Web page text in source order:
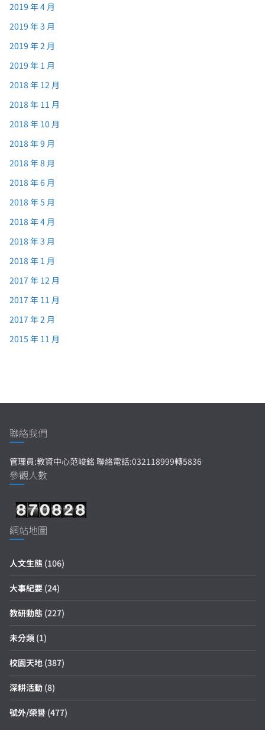
2019 年 4 月
2019 年 3 月
2019 年 2 月
2019 年 1 月
2018 年 12 月
2018 年 11 月
2018 年 10 月
2018 年 9 月
2018 年 8 月
2018 年 6 月
2018 年 5 月
2018 年 4 月
2018 年 3 月
2018 年 1 月
2017 年 12 月
2017 年 11 月
2017 年 2 月
2015 年 11 月
聯絡我們
管理員:教資中心范峻銘 聯絡電話:032118999轉5836
參觀人數
網站地圖
人文生態 (106)
大事紀要 (24)
教研動態 (227)
未分類 (1)
校園天地 (387)
深耕活動 (8)
號外/榮譽 (477)